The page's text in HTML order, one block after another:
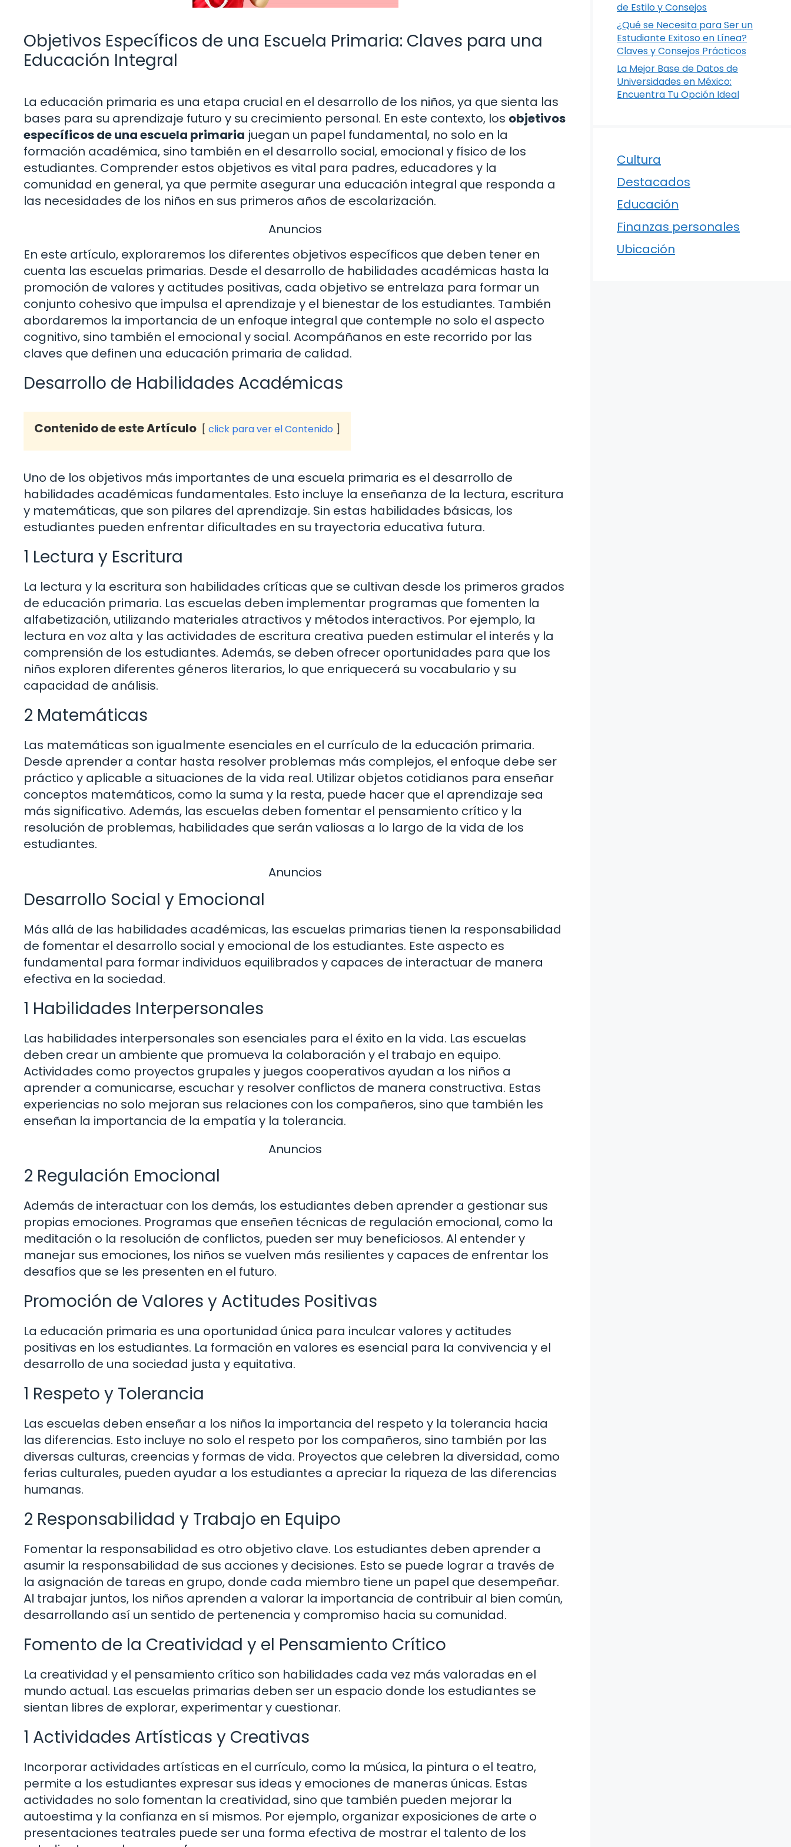
Objetivos Específicos de una Escuela Primaria: Claves para una
Educación Integral
La educación primaria es una etapa crucial en el desarrollo de los niños, ya que sienta las
bases para su aprendizaje futuro y su crecimiento personal. En este contexto, los objetivos
específicos de una escuela primaria juegan un papel fundamental, no solo en la
formación académica, sino también en el desarrollo social, emocional y físico de los
estudiantes. Comprender estos objetivos es vital para padres, educadores y la
comunidad en general, ya que permite asegurar una educación integral que responda a
las necesidades de los niños en sus primeros años de escolarización.
Anuncios
En este artículo, exploraremos los diferentes objetivos específicos que deben tener en
cuenta las escuelas primarias. Desde el desarrollo de habilidades académicas hasta la
promoción de valores y actitudes positivas, cada objetivo se entrelaza para formar un
conjunto cohesivo que impulsa el aprendizaje y el bienestar de los estudiantes. También
abordaremos la importancia de un enfoque integral que contemple no solo el aspecto
cognitivo, sino también el emocional y social. Acompáñanos en este recorrido por las
claves que definen una educación primaria de calidad.
Desarrollo de Habilidades Académicas
Contenido de este Artículo click para ver el Contenido
Uno de los objetivos más importantes de una escuela primaria es el desarrollo de
habilidades académicas fundamentales. Esto incluye la enseñanza de la lectura, escritura
y matemáticas, que son pilares del aprendizaje. Sin estas habilidades básicas, los
estudiantes pueden enfrentar dificultades en su trayectoria educativa futura.
1 Lectura y Escritura
La lectura y la escritura son habilidades críticas que se cultivan desde los primeros grados
de educación primaria. Las escuelas deben implementar programas que fomenten la
alfabetización, utilizando materiales atractivos y métodos interactivos. Por ejemplo, la
lectura en voz alta y las actividades de escritura creativa pueden estimular el interés y la
comprensión de los estudiantes. Además, se deben ofrecer oportunidades para que los
niños exploren diferentes géneros literarios, lo que enriquecerá su vocabulario y su
capacidad de análisis.
2 Matemáticas
Las matemáticas son igualmente esenciales en el currículo de la educación primaria.
Desde aprender a contar hasta resolver problemas más complejos, el enfoque debe ser
práctico y aplicable a situaciones de la vida real. Utilizar objetos cotidianos para enseñar
conceptos matemáticos, como la suma y la resta, puede hacer que el aprendizaje sea
más significativo. Además, las escuelas deben fomentar el pensamiento crítico y la
resolución de problemas, habilidades que serán valiosas a lo largo de la vida de los
estudiantes.
Anuncios
Desarrollo Social y Emocional
Más allá de las habilidades académicas, las escuelas primarias tienen la responsabilidad
de fomentar el desarrollo social y emocional de los estudiantes. Este aspecto es
fundamental para formar individuos equilibrados y capaces de interactuar de manera
efectiva en la sociedad.
1 Habilidades Interpersonales
Las habilidades interpersonales son esenciales para el éxito en la vida. Las escuelas
deben crear un ambiente que promueva la colaboración y el trabajo en equipo.
Actividades como proyectos grupales y juegos cooperativos ayudan a los niños a
aprender a comunicarse, escuchar y resolver conflictos de manera constructiva. Estas
experiencias no solo mejoran sus relaciones con los compañeros, sino que también les
enseñan la importancia de la empatía y la tolerancia.
Anuncios
2 Regulación Emocional
Además de interactuar con los demás, los estudiantes deben aprender a gestionar sus
propias emociones. Programas que enseñen técnicas de regulación emocional, como la
meditación o la resolución de conflictos, pueden ser muy beneficiosos. Al entender y
manejar sus emociones, los niños se vuelven más resilientes y capaces de enfrentar los
desafíos que se les presenten en el futuro.
Promoción de Valores y Actitudes Positivas
La educación primaria es una oportunidad única para inculcar valores y actitudes
positivas en los estudiantes. La formación en valores es esencial para la convivencia y el
desarrollo de una sociedad justa y equitativa.
1 Respeto y Tolerancia
Las escuelas deben enseñar a los niños la importancia del respeto y la tolerancia hacia
las diferencias. Esto incluye no solo el respeto por los compañeros, sino también por las
diversas culturas, creencias y formas de vida. Proyectos que celebren la diversidad, como
ferias culturales, pueden ayudar a los estudiantes a apreciar la riqueza de las diferencias
humanas.
2 Responsabilidad y Trabajo en Equipo
Fomentar la responsabilidad es otro objetivo clave. Los estudiantes deben aprender a
asumir la responsabilidad de sus acciones y decisiones. Esto se puede lograr a través de
la asignación de tareas en grupo, donde cada miembro tiene un papel que desempeñar.
Al trabajar juntos, los niños aprenden a valorar la importancia de contribuir al bien común,
desarrollando así un sentido de pertenencia y compromiso hacia su comunidad.
Fomento de la Creatividad y el Pensamiento Crítico
La creatividad y el pensamiento crítico son habilidades cada vez más valoradas en el
mundo actual. Las escuelas primarias deben ser un espacio donde los estudiantes se
sientan libres de explorar, experimentar y cuestionar.
1 Actividades Artísticas y Creativas
Incorporar actividades artísticas en el currículo, como la música, la pintura o el teatro,
permite a los estudiantes expresar sus ideas y emociones de maneras únicas. Estas
actividades no solo fomentan la creatividad, sino que también pueden mejorar la
autoestima y la confianza en sí mismos. Por ejemplo, organizar exposiciones de arte o
presentaciones teatrales puede ser una forma efectiva de mostrar el talento de los
de Estilo y Consejos
¿Qué se Necesita para Ser un
Estudiante Exitoso en Línea?
Claves y Consejos Prácticos
La Mejor Base de Datos de
Universidades en México:
Encuentra Tu Opción Ideal
Cultura
Destacados
Educación
Finanzas personales
Ubicación